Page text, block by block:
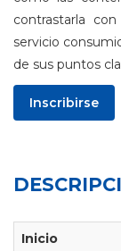
contrastarla
servicio
de sus puntos
Inscribirse
Inicio